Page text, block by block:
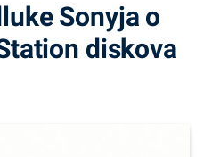
Sonyja o
diskova